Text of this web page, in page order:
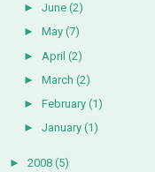
► June (2)
► May (7)
► April (2)
► March (2)
► February (1)
► January (1)
► 2008 (5)